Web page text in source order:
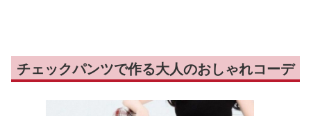
チェックパンツで作る大人のおしゃれコーデ